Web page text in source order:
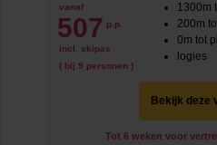
vanaf
507 p.p.
incl. skipas
( bij 9 personen )
1300m
200m
0m tot
logies
Bekijk deze
Tot 6 weken voor